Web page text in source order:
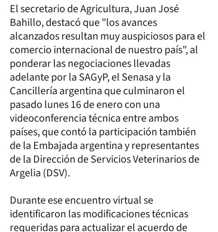
El secretario de Agricultura, Juan José
Bahillo, destacó que "los avances
alcanzados resultan muy auspiciosos para el
comercio internacional de nuestro país", al
ponderar las negociaciones llevadas
adelante por la SAGyP, el Senasa y la
Cancillería argentina que culminaron el
pasado lunes 16 de enero con una
videoconferencia técnica entre ambos
países, que contó la participación también
de la Embajada argentina y representantes
de la Dirección de Servicios Veterinarios de
Argelia (DSV).
Durante ese encuentro virtual se
identificaron las modificaciones técnicas
requeridas para actualizar el acuerdo de